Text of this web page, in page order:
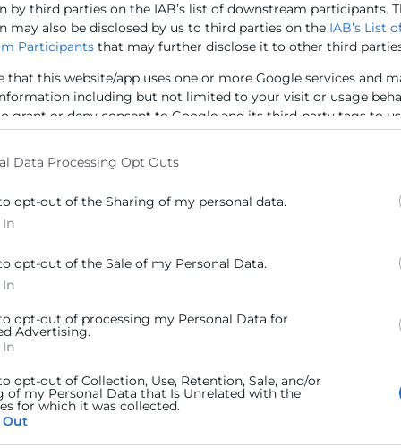
by third parties on the IAB’s list of downstream participants.
may also be disclosed by us to third parties on the IAB’s List
Participants that may further disclose it to other third
that this website/app uses one or more Google services and
including but not limited to your visit or usage
grant or deny consent to Google and its third-party tags to
specified purposes in below Google consent section.
Data Processing Opt Outs
opt-out of the Sharing of my personal data.
opt-out of the Sale of my Personal Data.
opt-out of processing my Personal Data for
Advertising.
opt-out of Collection, Use, Retention, Sale, and/or
of my Personal Data that Is Unrelated with the
for which it was collected.
circular, reciclaje o reutilización de recursos en
beneficien a la comunidad local o a colectivos
en las acciones de RSC y en la comunicación de
formación continua y desarrollo profesional que
social y políticas de igualdad de
de conciliación familiar y fomento de la diversidad
entidades del tercer sector o participación en